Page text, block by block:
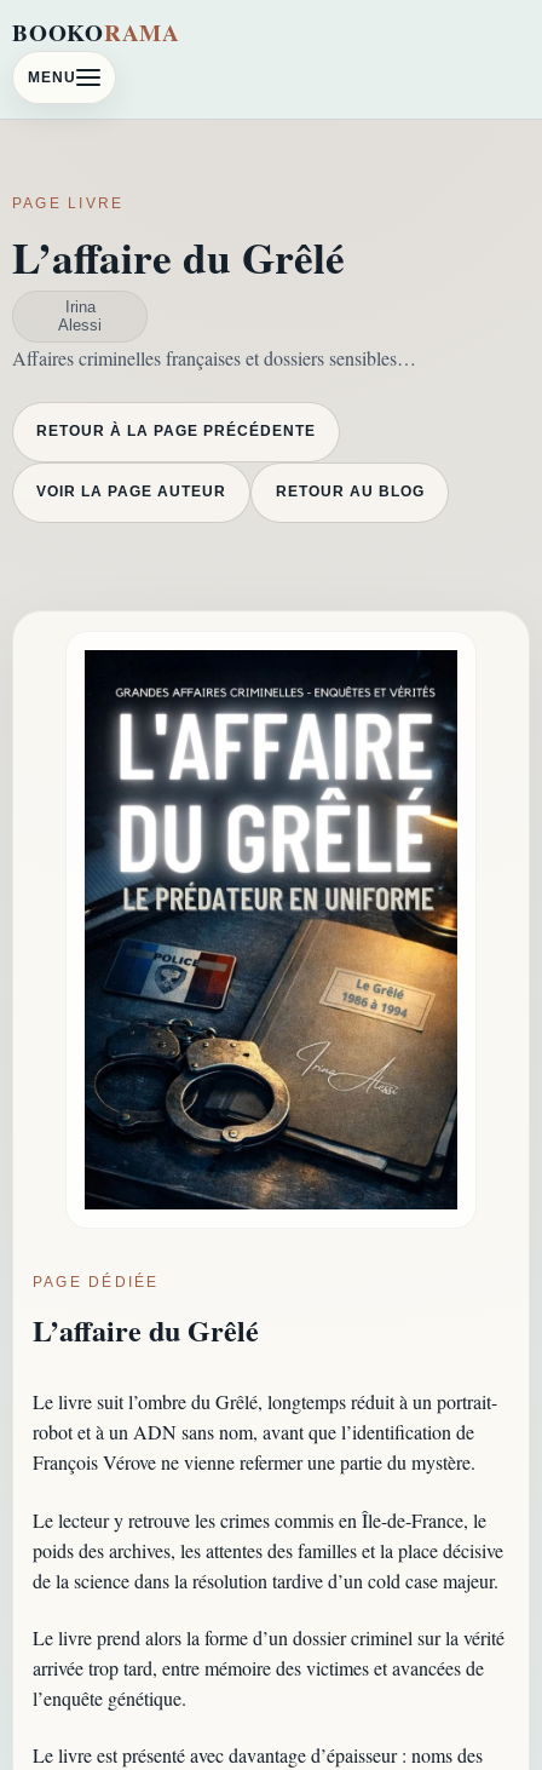
BOOKORAMA
MENU
PAGE LIVRE
L’affaire du Grêlé
Irina
Alessi
Affaires criminelles françaises et dossiers sensibles…
RETOUR À LA PAGE PRÉCÉDENTE
VOIR LA PAGE AUTEUR RETOUR AU BLOG
PAGE DÉDIÉE
L’affaire du Grêlé
Le livre suit l’ombre du Grêlé, longtemps réduit à un portrait-
robot et à un ADN sans nom, avant que l’identification de
François Vérove ne vienne refermer une partie du mystère.
Le lecteur y retrouve les crimes commis en Île-de-France, le
poids des archives, les attentes des familles et la place décisive
de la science dans la résolution tardive d’un cold case majeur.
Le livre prend alors la forme d’un dossier criminel sur la vérité
arrivée trop tard, entre mémoire des victimes et avancées de
l’enquête génétique.
Le livre est présenté avec davantage d’épaisseur : noms des